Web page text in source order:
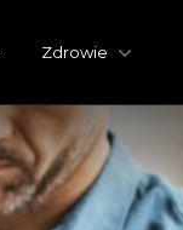
Zdrowie